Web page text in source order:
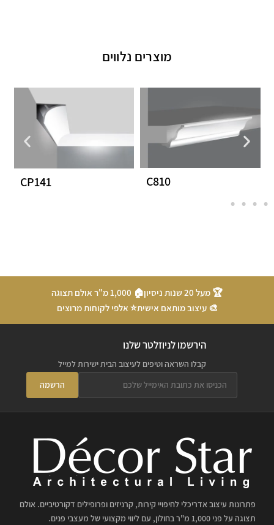
מוצרים נלווים
🏆 מעל 20 שנות ניסיון
🏠 1,000 מ"ר אולם תצוגה
🎨 עיצוב מותאם אישית⭐ אלפי לקוחות מרוצים
הירשמו לניוזלטר שלנו
קבלו השראה וטיפים לעיצוב הבית ישירות למייל
הרשמה
פתרונות עיצוב אדריכלי לחיפויי קירות, קרניזים ופרופילים דקורטיביים. אולם
תצוגה על פני 1,000 מ"ר בחולון, עם ליווי מקצועי של מעצבי פנים.